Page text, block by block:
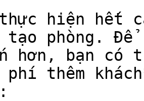
hiện hết
phòng. Để
hơn, bạn có
thêm